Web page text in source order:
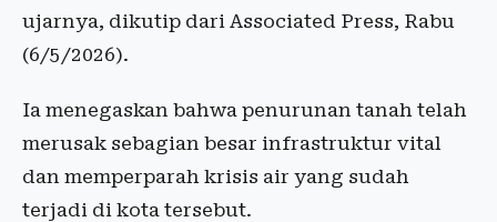
ujarnya, dikutip dari Associated Press, Rabu
(6/5/2026).
Ia menegaskan bahwa penurunan tanah telah
merusak sebagian besar infrastruktur vital
dan memperparah krisis air yang sudah
terjadi di kota tersebut.